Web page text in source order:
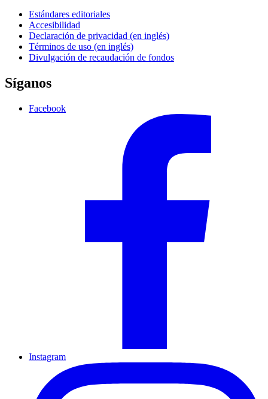
Estándares editoriales
Accesibilidad
Declaración de privacidad (en inglés)
Términos de uso (en inglés)
Divulgación de recaudación de fondos
Síganos
Facebook
Instagram